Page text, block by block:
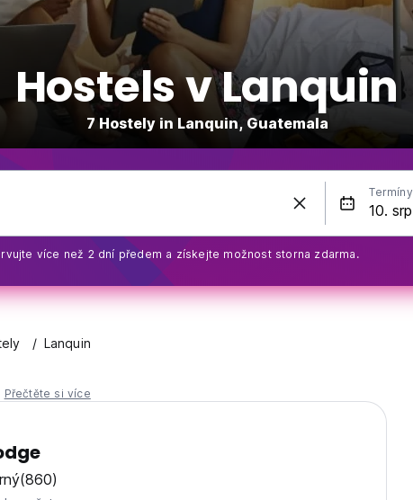
Hostels v Lanquin
7 Hostely in Lanquin, Guatemala
Termíny
více než 2 dní předem a získejte možnost storna zdarma.
Lanquin
Přečtěte si více
(860)